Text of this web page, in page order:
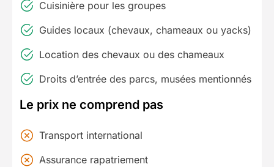
Cuisinière pour les groupes
Guides locaux (chevaux, chameaux ou yacks)
Location des chevaux ou des chameaux
Droits d’entrée des parcs, musées mentionnés
Le prix ne comprend pas
Transport international
Assurance rapatriement